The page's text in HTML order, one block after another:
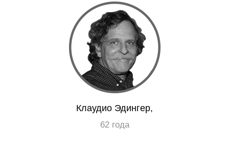
Клаудио Эдингер,
62 года